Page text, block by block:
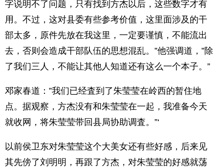
字说明不了问题，只有找到方杰以后，这些数字才有
用。不过，这对县委有些参考价值，这里面涉及的干
部太多，原件先放在我这里，一定要谨慎，不能流出
去，否则会造成干部队伍的思想混乱。”他强调道，”除
了我们三人，不能让其他人知道还有这么一个本子。”
邓家春道：”我们已经査到了朱莹莹在岭西的暂住地
点。据观察，方杰没有和朱莹莹在一起，我准备今天
就收网，将朱莹莹带回县局协助调査。”‘
以前侯卫东对朱莹莹这个大美女还有些好感，后来见
其先傍了刘明明，再跟了方杰，对朱莹莹的好感就荡